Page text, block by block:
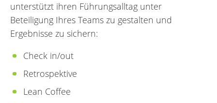
unterstützt ihren Führungsalltag unter
Beteiligung Ihres Teams zu gestalten und
Ergebnisse zu sichern:
Check in/out
Retrospektive
Lean Coffee